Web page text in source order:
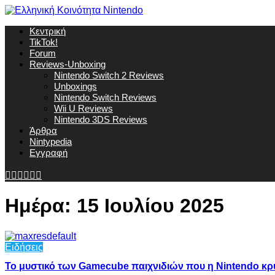
Κεντρική
TikTok!
Forum
Reviews-Unboxing
Nintendo Switch 2 Reviews
Unboxings
Nintendo Switch Reviews
Wii U Reviews
Nintendo 3DS Reviews
Άρθρα
Nintypedia
Εγγραφή
Ημέρα: 15 Ιουλίου 2025
Ειδήσεις
Το μυστικό των Gamecube παιχνιδιών που η Νintendo